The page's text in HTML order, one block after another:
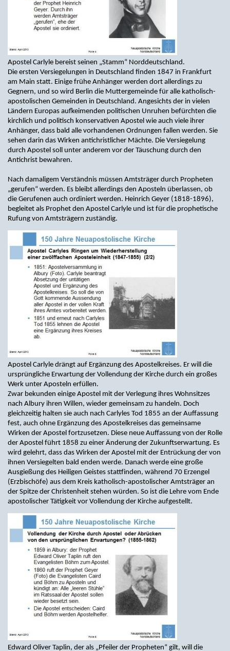
Apostel Carlyle bereist seinen „Stamm“ Norddeutschland.
Die ersten Versiegelungen in Deutschland finden 1847 in Frankfurt
am Main statt. Einige frühe Anhänger werden dort allerdings zu
Gegnern, und so wird Berlin die Muttergemeinde für alle katholisch-
apostolischen Gemeinden in Deutschland. Angesichts der in vielen
Ländern Europas aufkeimenden politischen Unruhen befürchten die
kirchlich und politisch konservativen Apostel wie auch viele ihrer
Anhänger, dass bald alle vorhandenen Ordnungen fallen werden. Sie
sehen darin das Wirken antichristlicher Mächte. Die Versiegelung
durch Apostel soll unter anderem vor der Täuschung durch den
Antichrist bewahren.
Nach damaligem Verständnis müssen Amtsträger durch Propheten
„gerufen“ werden. Es bleibt allerdings den Aposteln überlassen, ob
die Gerufenen auch ordiniert werden. Heinrich Geyer (1818-1896),
begleitet als Prophet den Apostel Carlyle und ist für die prophetische
Rufung von Amtsträgern zuständig.
Apostel Carlyle drängt auf Ergänzung des Apostelkreises. Er will die
ursprüngliche Erwartung der Vollendung der Kirche durch ein großes
Werk unter Aposteln erfüllen.
Zwar bekunden einige Apostel mit der Verlegung ihres Wohnsitzes
nach Albury ihren Willen, wieder gemeinsam zu handeln. Doch
gleichzeitig halten sie auch nach Carlyles Tod 1855 an der Auffassung
fest, auch ohne Ergänzung des Apostelkreises das gemeinsame
Wirken der Apostel fortzusetzen. Diese neue Auffassung von der Rolle
der Apostel führt 1858 zu einer Änderung der Zukunftserwartung. Es
wird gelehrt, dass das Wirken der Apostel mit der Entrückung der von
ihnen Versiegelten bald enden werde. Danach werde eine große
Ausgießung des Heiligen Geistes stattfinden, während 70 Erzengel
(Erzbischöfe) aus dem Kreis katholisch-apostolischer Amtsträger an
der Spitze der Christenheit stehen würden. So ist die Lehre vom Ende
apostolischer Tätigkeit vor Vollendung der Kirche aufgestellt.
Edward Oliver Taplin, der als „Pfeiler der Propheten“ gilt, will die